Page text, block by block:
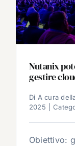
Nutanix
gestire
Di A cura
2025
Obiettivo: